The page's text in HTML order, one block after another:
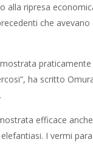
alla ripresa
che
ha scritto
efficace
I vermi